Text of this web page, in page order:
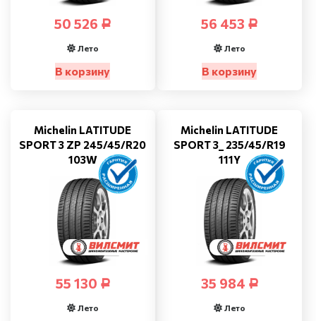
50 526 Р
Лето
В корзину
56 453 Р
Лето
В корзину
Michelin LATITUDE
SPORT 3 ZP 245/45/R20
103W
55 130 Р
Лето
Michelin LATITUDE
SPORT 3_ 235/45/R19
111Y
35 984 Р
Лето